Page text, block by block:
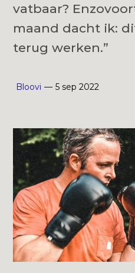
vatbaar?
maand dacht ik:
terug werken.”
Bloovi — 5 sep 2022